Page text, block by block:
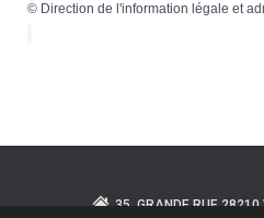
© Direction de l'information légale et
35, GRANDE RUE 28210